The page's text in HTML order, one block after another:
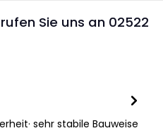
Sie uns an 02522
sehr stabile Bauweise